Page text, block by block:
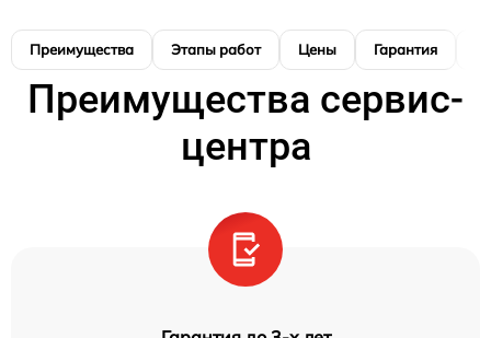
Преимущества Этапы работ Цены Гарантия
Преимущества сервис-
центра